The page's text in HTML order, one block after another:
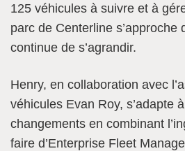
125 véhicules à suivre et à
parc de Centerline s’approche
continue de s’agrandir.
Henry, en collaboration avec
véhicules Evan Roy, s’adapte
changements en combinant
faire d’Enterprise Fleet